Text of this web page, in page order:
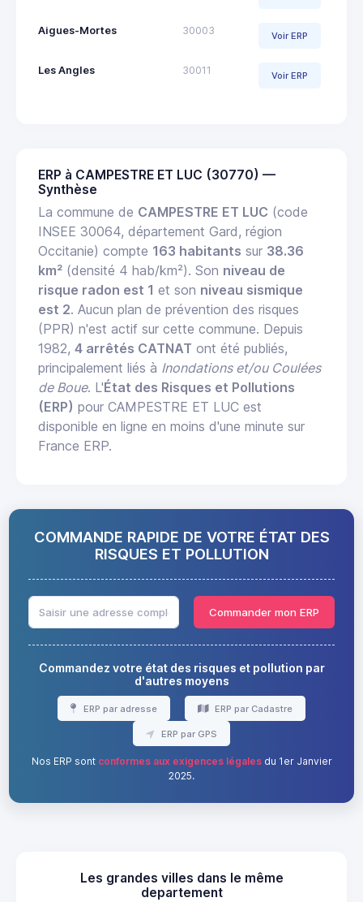
Aigues-Mortes 30003 Voir ERP
Les Angles 30011 Voir ERP
ERP à CAMPESTRE ET LUC (30770) —
Synthèse
La commune de CAMPESTRE ET LUC (code
INSEE 30064, département Gard, région
Occitanie) compte 163 habitants sur 38.36
km² (densité 4 hab/km²). Son niveau de
risque radon est 1 et son niveau sismique
est 2. Aucun plan de prévention des risques
(PPR) n'est actif sur cette commune. Depuis
1982, 4 arrêtés CATNAT ont été publiés,
principalement liés à Inondations et/ou Coulées
de Boue. L'État des Risques et Pollutions
(ERP) pour CAMPESTRE ET LUC est
disponible en ligne en moins d'une minute sur
France ERP.
COMMANDE RAPIDE DE VOTRE ÉTAT DES
RISQUES ET POLLUTION
Commander mon ERP
Commandez votre état des risques et pollution par
d'autres moyens
ERP par adresse ERP par Cadastre
ERP par GPS
Nos ERP sont conformes aux exigences légalesdu 1er Janvier
2025.
Les grandes villes dans le même
departement